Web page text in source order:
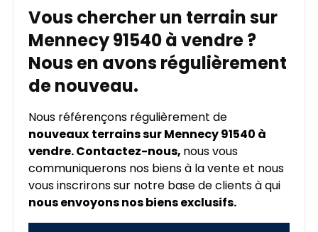
Vous chercher un terrain sur
Mennecy 91540 à vendre ?
Nous en avons régulièrement
de nouveau.
Nous référençons régulièrement de
nouveaux terrains sur Mennecy 91540 à
vendre. Contactez-nous, nous vous
communiquerons nos biens à la vente et nous
vous inscrirons sur notre base de clients à qui
nous envoyons nos biens exclusifs.